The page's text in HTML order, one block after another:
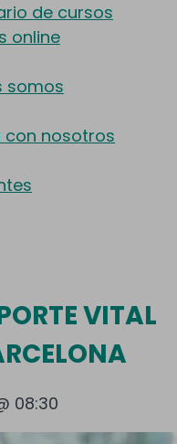
de cursos
online
somos
con nosotros
VITAL
08:30